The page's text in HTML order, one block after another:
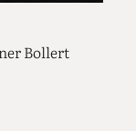
Bollert